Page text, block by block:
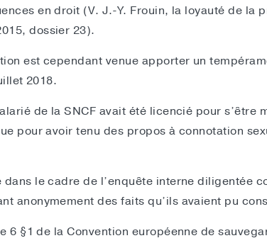
en droit (V. J.-Y. Frouin, la loyauté de la
dossier 23).
est cependant venue apporter un
2018.
de la SNCF avait été licencié pour s’être
pour avoir tenu des propos à connotation
le cadre de l’enquête interne diligentée
anonymement des faits qu’ils avaient pu
6 §1 de la Convention européenne de